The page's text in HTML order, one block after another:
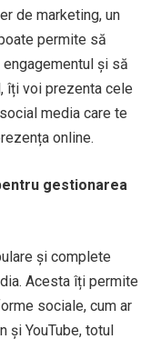
de marketing, un
permite să
și să
îți voi prezenta cele
media care te
online.
gestionarea
și complete
Acesta îți permite
sociale, cum ar
și YouTube, totul